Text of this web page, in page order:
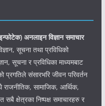
अनलाइन विज्ञान समाचार
सूचना तथा प्रविधिको
सूचना र प्रविधिका माध्यमबाट
प्रगतिले संसारभरि जीवन परिवर्तन
राजनीतिक, सामाजिक, आर्थिक,
क्षेत्रका निष्पक्ष समाचारहरु र